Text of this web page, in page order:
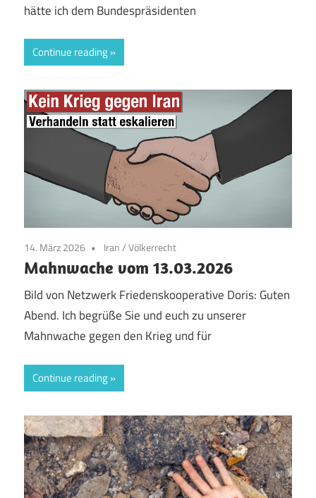
hätte ich dem Bundespräsidenten
Continue reading
14. März 2026 Iran/Völkerrecht
Mahnwache vom 13.03.2026
Bild von Netzwerk Friedenskooperative Doris: Guten
Abend. Ich begrüße Sie und euch zu unserer
Mahnwache gegen den Krieg und für
Continue reading